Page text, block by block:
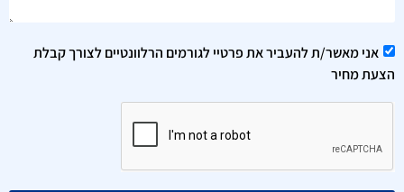
אני מאשר/ת להעביר את פרטיי לגורמים הרלוונטיים לצורך קבלת
הצעת מחיר